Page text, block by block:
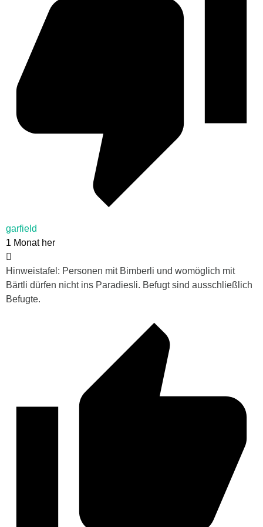
garfield
1 Monat her
Hinweistafel: Personen mit Bimberli und womöglich mit
Bärtli dürfen nicht ins Paradiesli. Befugt sind ausschließlich
Befugte.